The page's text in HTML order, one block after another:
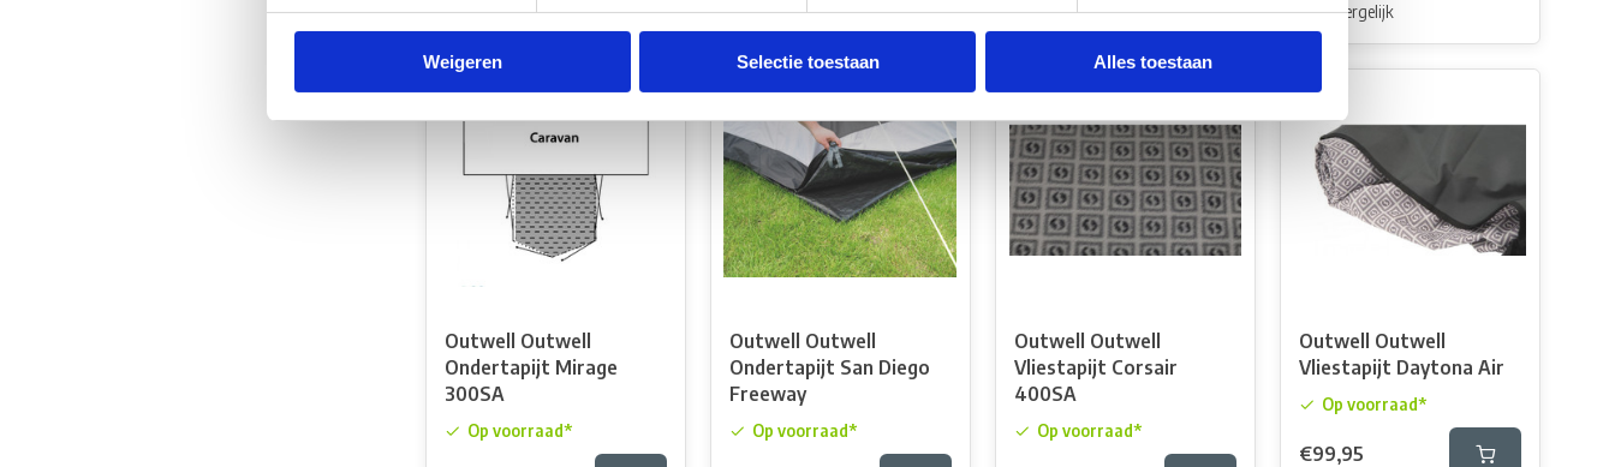
Weigeren Selectie toestaan Alles toestaan
Vergelijk Vergelijk Vergelijk Vergelijk
Outwell Outwell
Ondertapijt Mirage
300SA
Op voorraad*
Outwell Outwell
Ondertapijt San Diego
Freeway
Op voorraad*
Outwell Outwell
Vliestapijt Corsair
400SA
Op voorraad*
Outwell Outwell
Vliestapijt Daytona Air
Op voorraad*
€99,95